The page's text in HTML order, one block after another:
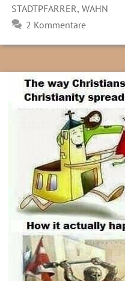
STADTPFARRER,WAHN
2 Kommentare